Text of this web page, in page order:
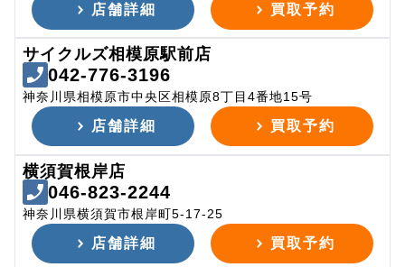
店舗詳細 買取予約
サイクルズ相模原駅前店
042-776-3196
神奈川県相模原市中央区相模原8丁目4番地15号
店舗詳細 買取予約
横須賀根岸店
046-823-2244
神奈川県横須賀市根岸町5-17-25
店舗詳細 買取予約